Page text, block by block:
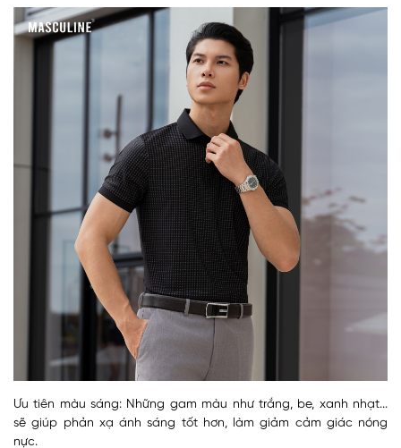
Ưu tiên màu sáng: Những gam màu như trắng, be, xanh nhạt...
sẽ giúp phản xạ ánh sáng tốt hơn, làm giảm cảm giác nóng
nực.